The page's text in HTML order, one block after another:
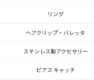
リング
ヘアクリップ・バレッタ
ステンレス製アクセサリー
ピアス キャッチ